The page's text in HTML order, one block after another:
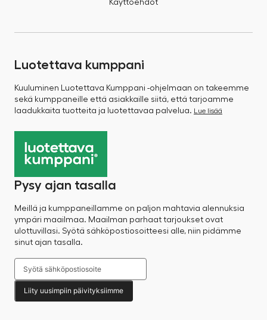
Käyttöehdot
Luotettava kumppani
Kuuluminen Luotettava Kumppani -ohjelmaan on takeemme
sekä kumppaneille että asiakkaille siitä, että tarjoamme
laadukkaita tuotteita ja luotettavaa palvelua.
Lue lisää
Pysy ajan tasalla
Meillä ja kumppaneillamme on paljon mahtavia alennuksia
ympäri maailmaa. Maailman parhaat tarjoukset ovat
ulottuvillasi. Syötä sähköpostiosoitteesi alle, niin pidämme
sinut ajan tasalla.
Liity uusimpiin päivityksiimme